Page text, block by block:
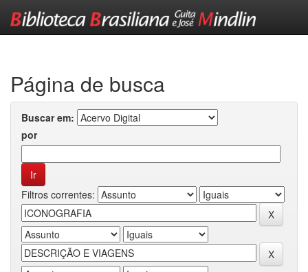
Página de busca
Buscar em:
por
Filtros correntes: